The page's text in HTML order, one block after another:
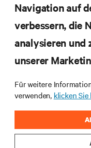
Abonnieren Sie
die
Erhalten Sie
Themen der
und
Navigation auf
verbessern, die
analysieren und
unserer
Für weitere
verwenden, klicken Sie